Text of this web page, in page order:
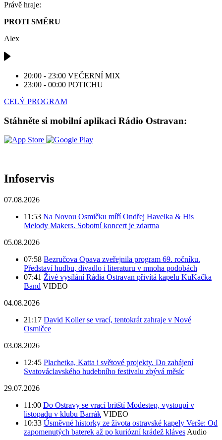
Právě hraje:
PROTI SMĚRU
Alex
20:00 - 23:00 VEČERNÍ MIX
23:00 - 00:00 POTICHU
CELÝ PROGRAM
Stáhněte si mobilní aplikaci Rádio Ostravan:
Infoservis
07.08.2026
11:53 Na Novou Osmičku míří Ondřej Havelka & His
Melody Makers. Sobotní koncert je zdarma
05.08.2026
07:58 Bezručova Opava zveřejnila program 69. ročníku.
Představí hudbu, divadlo i literaturu v mnoha podobách
07:41 Živé vysílání Rádia Ostravan přivítá kapelu KuKačka
Band VIDEO
04.08.2026
21:17 David Koller se vrací, tentokrát zahraje v Nové
Osmičce
03.08.2026
12:45 Plachetka, Katta i světové projekty. Do zahájení
Svatováclavského hudebního festivalu zbývá měsíc
29.07.2026
11:00 Do Ostravy se vrací britští Modestep, vystoupí v
listopadu v klubu Barrák VIDEO
10:33 Úsměvné historky ze života ostravské kapely Verše: Od
zapomenutých baterek až po kuriózní krádež kláves Audio